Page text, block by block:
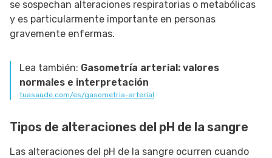
se sospechan alteraciones respiratorias o metabólicas
y es particularmente importante en personas
gravemente enfermas.
Lea también: Gasometría arterial: valores
normales e interpretación
tuasaude.com/es/gasometria-arterial
Tipos de alteraciones del pH de la sangre
Las alteraciones del pH de la sangre ocurren cuando